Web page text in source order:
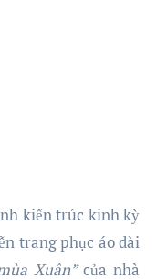
kiến trúc kinh kỳ
trang phục áo dài
Xuân”của nhà